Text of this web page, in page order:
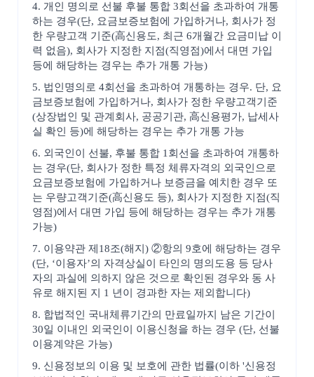
4. 개인 명의로 선불 후불 통합 3회선을 초과하여 개통
하는 경우(단, 요금보증보험에 가입하거나, 회사가 정
한 우량고객 기준(高신용도, 최근 6개월간 요금미납 이
력 없음), 회사가 지정한 지점(직영점)에서 대면 가입
등에 해당하는 경우는 추가 개통 가능)
5. 법인명의로 4회선을 초과하여 개통하는 경우. 단, 요
금보증보험에 가입하거나, 회사가 정한 우량고객기준
(상장법인 및 관계회사, 공공기관, 高신용평가, 납세사
실 확인 등)에 해당하는 경우는 추가 개통 가능
6. 외국인이 선불, 후불 통합 1회선을 초과하여 개통하
는 경우(단, 회사가 정한 특정 체류자격의 외국인으로
요금보증보험에 가입하거나 보증금을 예치한 경우 또
는 우량고객기준(高신용도 등), 회사가 지정한 지점(직
영점)에서 대면 가입 등에 해당하는 경우는 추가 개통
가능)
7. 이용약관 제18조(해지) ②항의 9호에 해당하는 경우
(단, ‘이용자’의 자격상실이 타인의 명의도용 등 당사
자의 과실에 의하지 않은 것으로 확인된 경우와 동 사
유로 해지된 지 1 년이 경과한 자는 제외합니다)
8. 합법적인 국내체류기간의 만료일까지 남은 기간이
30일 이내인 외국인이 이용신청을 하는 경우 (단, 선불
이용계약은 가능)
9. 신용정보의 이용 및 보호에 관한 법률(이하 '신용정